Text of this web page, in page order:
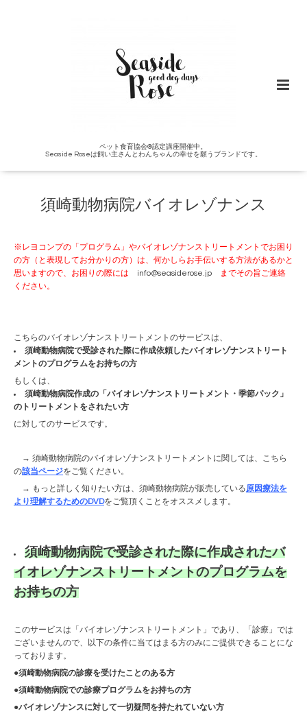
ペット食育協会®︎認定講座開催中。
Seaside Roseは飼い主さんとわんちゃんの幸せを願うブランドです。
須崎動物病院バイオレゾナンス
※レヨコンプの「プログラム」やバイオレゾナンストリートメントでお困り
の方（と表現してお分かりの方）は、何かしらお手伝いする方法があるかと
思いますので、お困りの際には info@seasiderose.jp までその旨ご連絡
ください。
こちらのバイオレゾナンストリートメントのサービスは、
須崎動物病院で受診された際に作成依頼したバイオレゾナンストリート
メントのプログラムをお持ちの方
もしくは、
須崎動物病院作成の「バイオレゾナンストリートメント・季節パック」
のトリートメントをされたい方
に対してのサービスです。
→ 須崎動物病院のバイオレゾナンストリートメントに関しては、こちら
の該当ページをご覧ください。
→ もっと詳しく知りたい方は、須崎動物病院が販売している原因療法を
より理解するためのDVDをご覧頂くことをオススメします。
須崎動物病院で受診された際に作成されたバ
イオレゾナンストリートメントのプログラムを
お持ちの方
このサービスは「バイオレゾナンストリートメント」であり、「診療」では
ございませんので、以下の条件に当てはまる方のみにご提供できることにな
っております。
●須崎動物病院の診療を受けたことのある方
●須崎動物病院での診療プログラムをお持ちの方
●バイオレゾナンスに対して一切疑問を持たれていない方